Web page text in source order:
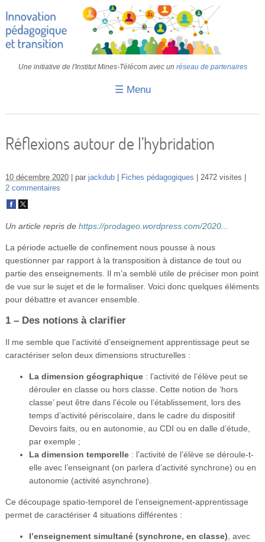
Une initiative de l'Institut Mines-Télécom avec un réseau de partenaires
☰ Menu
Retours d’expériences
Transition
IMT
Colloques
Vidéos
S’inscrire
Se connecter
Réflexions autour de l’hybridation
10 décembre 2020 par jackdub Fiches pédagogiques
2472 visites
2 commentaires
Un article repris de https://prodageo.wordpress.com/2020...
La période actuelle de confinement nous pousse à nous
questionner par rapport à la transposition à distance de tout ou
partie des enseignements. Il m’a semblé utile de préciser mon point
de vue sur le sujet et de le formaliser. Voici donc quelques éléments
pour débattre et avancer ensemble.
1 – Des notions à clarifier
Il me semble que l’activité d’enseignement apprentissage peut se
caractériser selon deux dimensions structurelles :
La dimension géographique: l’activité de l’élève peut se
dérouler en classe ou hors classe. Cette notion de ‘hors
classe’ peut être dans l’école ou l’établissement, lors des
temps d’activité périscolaire, dans le cadre du dispositif
Devoirs faits, ou en autonomie, au CDI ou en dalle d’étude,
par exemple ;
La dimension temporelle: l’activité de l’élève se déroule-t-
elle avec l’enseignant (on parlera d’activité synchrone) ou en
autonomie (activité asynchrone).
Ce découpage spatio-temporel de l’enseignement-apprentissage
permet de caractériser 4 situations différentes :
l’enseignement simultané (synchrone, en classe) , avec